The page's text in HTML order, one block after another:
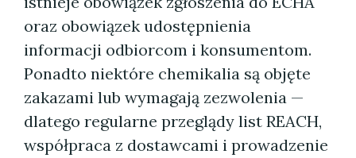
oraz obowiązek udostępnienia
informacji odbiorcom i konsumentom.
Ponadto niektóre chemikalia są objęte
zakazami lub wymagają zezwolenia —
dlatego regularne przeglądy list REACH,
współpraca z dostawcami i prowadzenie